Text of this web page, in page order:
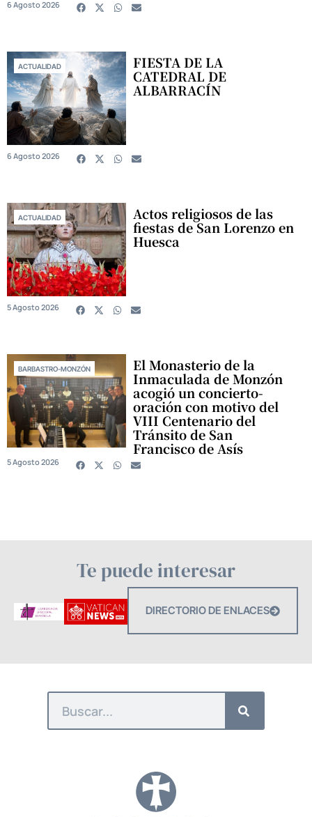
6 Agosto 2026
ACTUALIDAD FIESTA DE LA
CATEDRAL DE
ALBARRACÍN
6 Agosto 2026
ACTUALIDAD Actos religiosos de las
fiestas de San Lorenzo en
Huesca
5 Agosto 2026
BARBASTRO-MONZÓN El Monasterio de la
Inmaculada de Monzón
acogió un concierto-
oración con motivo del
VIII Centenario del
Tránsito de San
Francisco de Asís
5 Agosto 2026
Te puede interesar
DIRECTORIO DE ENLACES